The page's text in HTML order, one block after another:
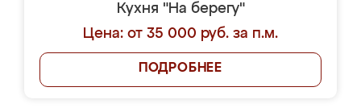
Кухня "На берегу"
Цена: от 35 000 руб. за п.м.
ПОДРОБНЕЕ